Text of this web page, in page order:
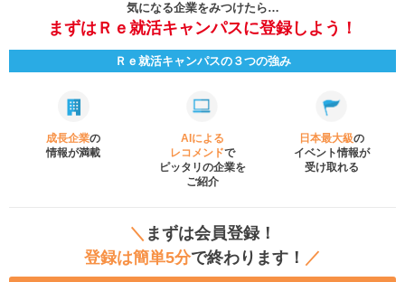
気になる企業をみつけたら…
まずはＲｅ就活キャンパスに登録しよう！
Ｒｅ就活キャンパスの３つの強み
成長企業の
情報が満載
AIによる
レコメンドで
ピッタリの企業を
ご紹介
日本最大級の
イベント情報が
受け取れる
＼ まずは会員登録！
登録は簡単5分で終わります！ ／